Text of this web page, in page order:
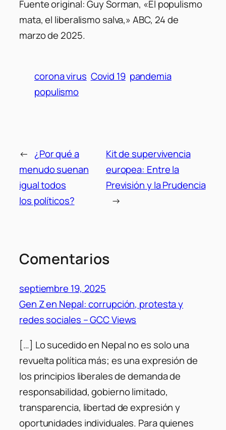
Fuente original: Guy Sorman, «El populismo
mata, el liberalismo salva,» ABC, 24 de
marzo de 2025.
corona virus Covid 19 pandemia
populismo
← ¿Por qué a
menudo suenan
igual todos
los políticos?
Kit de supervivencia
europea: Entre la
Previsión y la Prudencia
→
Comentarios
septiembre 19, 2025
Gen Z en Nepal: corrupción, protesta y
redes sociales – GCC Views
[…] Lo sucedido en Nepal no es solo una
revuelta política más; es una expresión de
los principios liberales de demanda de
responsabilidad, gobierno limitado,
transparencia, libertad de expresión y
oportunidades individuales. Para quienes